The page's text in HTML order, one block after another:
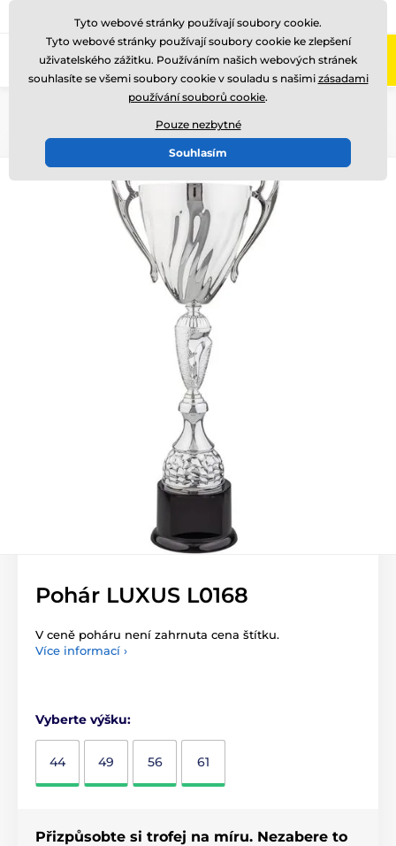
Zavolejte nám (Po-Pá 8-17)
Pohár LUXUS L0168
V ceně poháru není zahrnuta cena štítku.
Více informací ›
Vyberte výšku:
44 49 56 61
Přizpůsobte si trofej na míru. Nezabere to
Tyto webové stránky používají soubory cookie.
Tyto webové stránky používají soubory cookie ke zlepšení
uživatelského zážitku. Používáním našich webových stránek
souhlasíte se všemi soubory cookie v souladu s našimi zásadami
používání souborů cookie.
Pouze nezbytné
Souhlasím